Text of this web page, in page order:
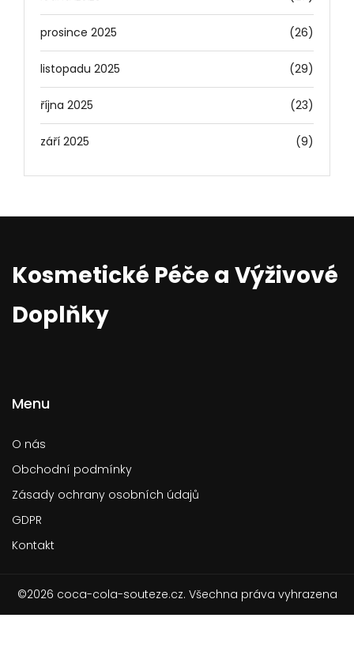
prosince 2025 (26)
listopadu 2025 (29)
října 2025 (23)
září 2025 (9)
Kosmetické Péče a Výživové
Doplňky
Menu
O nás
Obchodní podmínky
Zásady ochrany osobních údajů
GDPR
Kontakt
©2026 coca-cola-souteze.cz. Všechna práva vyhrazena